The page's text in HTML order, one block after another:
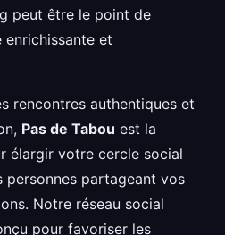
peut être le point de
et
rencontres authentiques et
Pas de Tabou est la
élargir votre cercle social
personnes partageant vos
Notre réseau social
pour favoriser les